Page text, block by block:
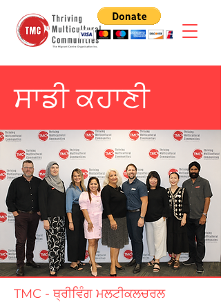
ਸਾਡੀ ਕਹਾਣੀ
TMC - ਥ੍ਰੀਵਿੰਗ ਮਲਟੀਕਲਚਰਲ